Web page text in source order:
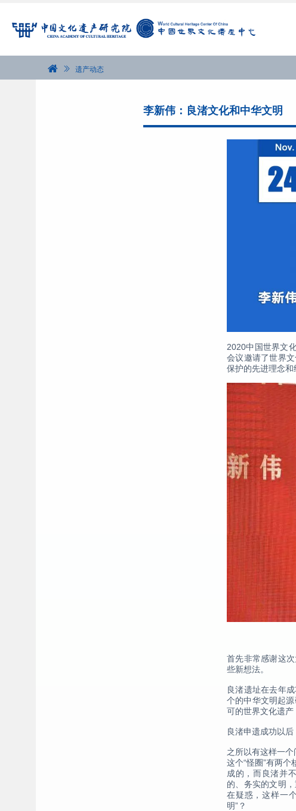
遗产动态
李新伟：良渚文化和中华文明
2020中国世界文
会议邀请了世界
保护的先进理念和
首先非常感谢这
些新想法。
良渚遗址在去年
个的中华文明起
可的世界文化遗产
良渚申遗成功以
之所以有这样一个
这个“怪圈”有两
成的，而良渚并
的、务实的文明
在疑惑，这样一
明”？